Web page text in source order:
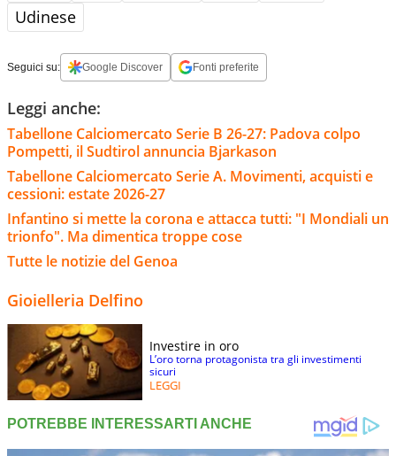
Udinese
Seguici su: Google Discover Fonti preferite
Leggi anche:
Tabellone Calciomercato Serie B 26-27: Padova colpo
Pompetti, il Sudtirol annuncia Bjarkason
Tabellone Calciomercato Serie A. Movimenti, acquisti e
cessioni: estate 2026-27
Infantino si mette la corona e attacca tutti: "I Mondiali un
trionfo". Ma dimentica troppe cose
Tutte le notizie del Genoa
Gioielleria Delfino
Investire in oro
L’oro torna protagonista tra gli investimenti
sicuri
LEGGI